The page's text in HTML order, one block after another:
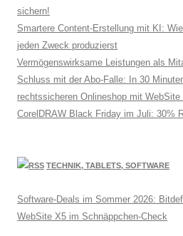
sichern!
Smartere Content-Erstellung mit KI:
jeden Zweck produzierst
Vermögenswirksame Leistungen als
Schluss mit der Abo-Falle: In 30
rechtssicheren Onlineshop mit WebSite
CorelDRAW Black Friday im Juli: 30%
TECHNIK, TABLETS, SOFTWARE
Software-Deals im Sommer 2026:
WebSite X5 im Schnäppchen-Check